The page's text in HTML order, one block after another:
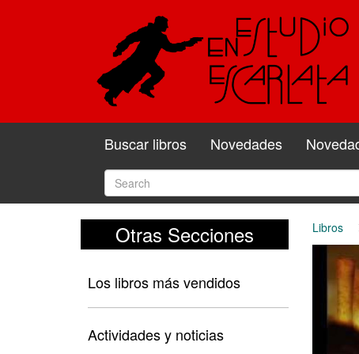
Buscar libros Novedades
Otras Secciones
Los libros más vendidos
Actividades y noticias
Libros